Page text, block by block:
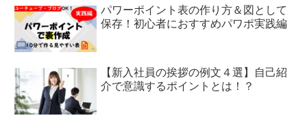
パワーポイント表の作り方＆図として
保存！初心者におすすめパワポ実践編
【新入社員の挨拶の例文４選】自己紹
介で意識するポイントとは！？